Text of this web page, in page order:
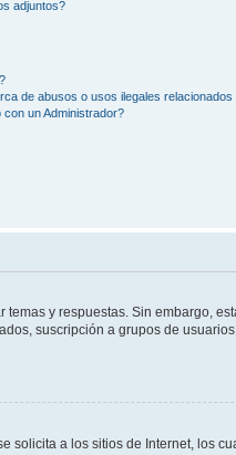
adjuntos?
de abusos o usos ilegales
un Administrador?
y respuestas. Sin embargo,
suscripción a grupos de
solicita a los sitios de Internet, los